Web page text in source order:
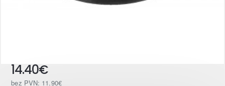
14.40€
bez PVN: 11.90€